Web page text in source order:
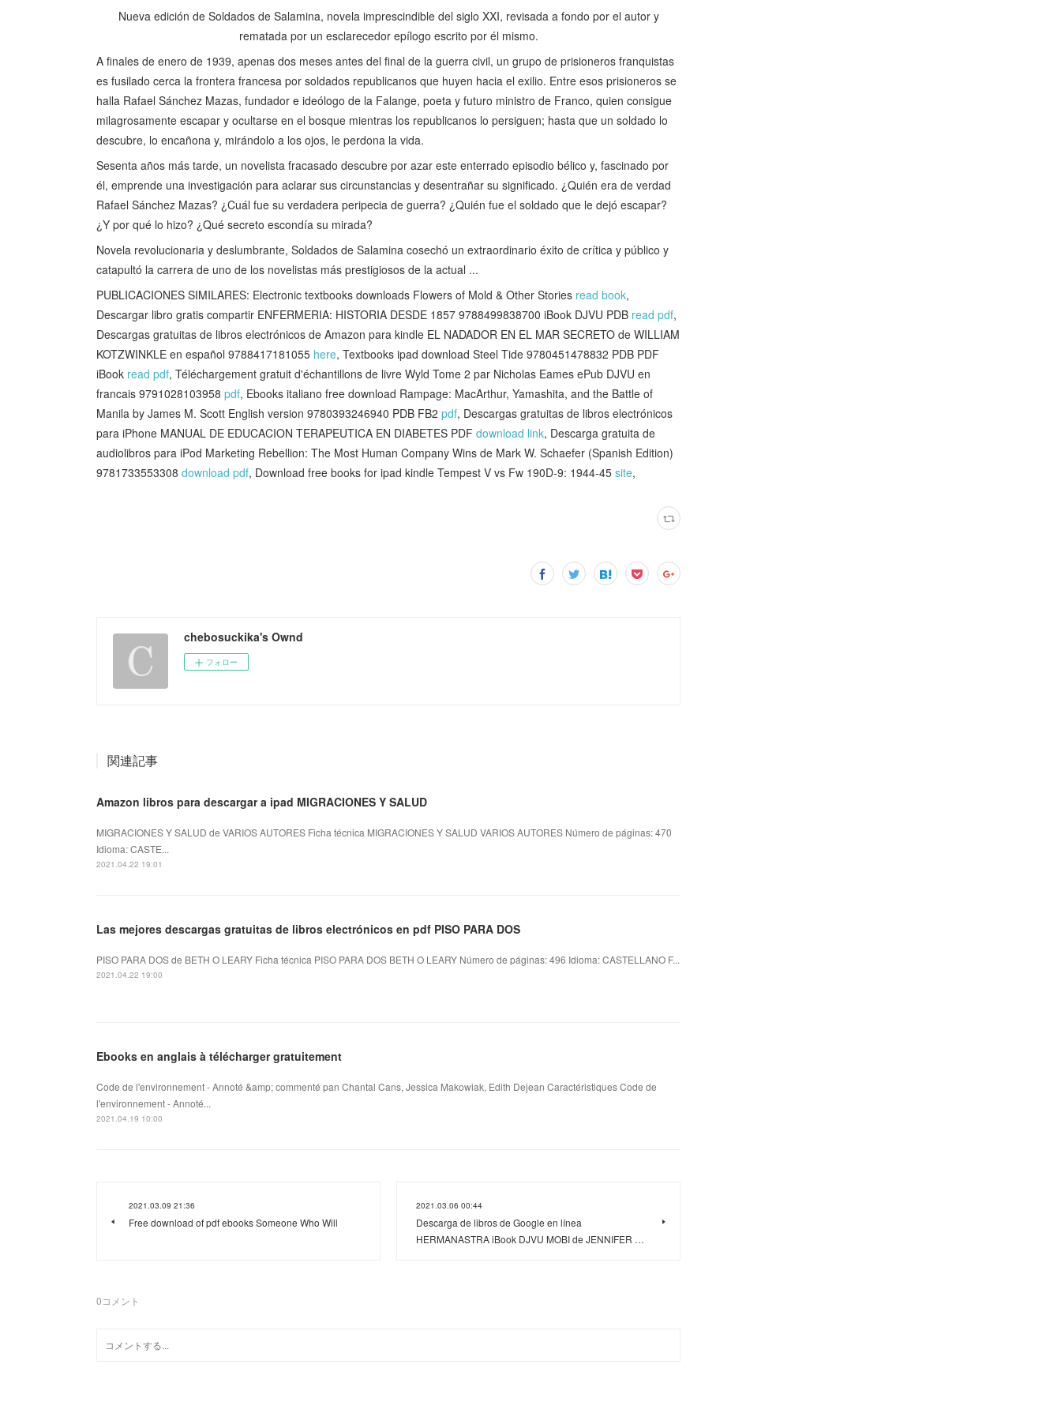
Nueva edición de Soldados de Salamina, novela imprescindible del siglo XXI, revisada a fondo por el autor y
rematada por un esclarecedor epílogo escrito por él mismo.
A finales de enero de 1939, apenas dos meses antes del final de la guerra civil, un grupo de prisioneros franquistas
es fusilado cerca la frontera francesa por soldados republicanos que huyen hacia el exilio. Entre esos prisioneros se
halla Rafael Sánchez Mazas, fundador e ideólogo de la Falange, poeta y futuro ministro de Franco, quien consigue
milagrosamente escapar y ocultarse en el bosque mientras los republicanos lo persiguen; hasta que un soldado lo
descubre, lo encañona y, mirándolo a los ojos, le perdona la vida.
Sesenta años más tarde, un novelista fracasado descubre por azar este enterrado episodio bélico y, fascinado por
él, emprende una investigación para aclarar sus circunstancias y desentrañar su significado. ¿Quién era de verdad
Rafael Sánchez Mazas? ¿Cuál fue su verdadera peripecia de guerra? ¿Quién fue el soldado que le dejó escapar?
¿Y por qué lo hizo? ¿Qué secreto escondía su mirada?
Novela revolucionaria y deslumbrante, Soldados de Salamina cosechó un extraordinario éxito de crítica y público y
catapultó la carrera de uno de los novelistas más prestigiosos de la actual ...
PUBLICACIONES SIMILARES: Electronic textbooks downloads Flowers of Mold & Other Stories read book,
Descargar libro gratis compartir ENFERMERIA: HISTORIA DESDE 1857 9788499838700 iBook DJVU PDB read pdf,
Descargas gratuitas de libros electrónicos de Amazon para kindle EL NADADOR EN EL MAR SECRETO de WILLIAM
KOTZWINKLE en español 9788417181055 here, Textbooks ipad download Steel Tide 9780451478832 PDB PDF
iBook read pdf, Téléchargement gratuit d'échantillons de livre Wyld Tome 2 par Nicholas Eames ePub DJVU en
francais 9791028103958 pdf, Ebooks italiano free download Rampage: MacArthur, Yamashita, and the Battle of
Manila by James M. Scott English version 9780393246940 PDB FB2 pdf, Descargas gratuitas de libros electrónicos
para iPhone MANUAL DE EDUCACION TERAPEUTICA EN DIABETES PDF download link, Descarga gratuita de
audiolibros para iPod Marketing Rebellion: The Most Human Company Wins de Mark W. Schaefer (Spanish Edition)
9781733553308 download pdf, Download free books for ipad kindle Tempest V vs Fw 190D-9: 1944-45 site,
chebosuckika's Ownd
フォロー
関連記事
Amazon libros para descargar a ipad MIGRACIONES Y SALUD
MIGRACIONES Y SALUD de VARIOS AUTORES Ficha técnica MIGRACIONES Y SALUD VARIOS AUTORES Número de páginas: 470
Idioma: CASTE...
2021.04.22 19:01
Las mejores descargas gratuitas de libros electrónicos en pdf PISO PARA DOS
PISO PARA DOS de BETH O LEARY Ficha técnica PISO PARA DOS BETH O LEARY Número de páginas: 496 Idioma: CASTELLANO F...
2021.04.22 19:00
Ebooks en anglais à télécharger gratuitement
Code de l'environnement - Annoté &amp; commenté pan Chantal Cans, Jessica Makowiak, Edith Dejean Caractéristiques Code de
l'environnement - Annoté...
2021.04.19 10:00
2021.03.09 21:36
Free download of pdf ebooks Someone Who Will
2021.03.06 00:44
Descarga de libros de Google en línea
HERMANASTRA iBook DJVU MOBI de JENNIFER …
0コメント